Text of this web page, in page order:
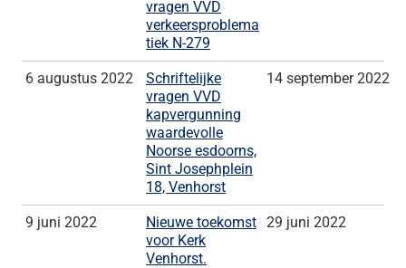
vragen VVD
verkeersproblema
tiek N-279
6 augustus 2022
Schriftelijke
vragen VVD
kapvergunning
waardevolle
Noorse esdoorns,
Sint Josephplein
18, Venhorst
14 september 2022
9 juni 2022
Nieuwe toekomst
voor Kerk
Venhorst.
29 juni 2022